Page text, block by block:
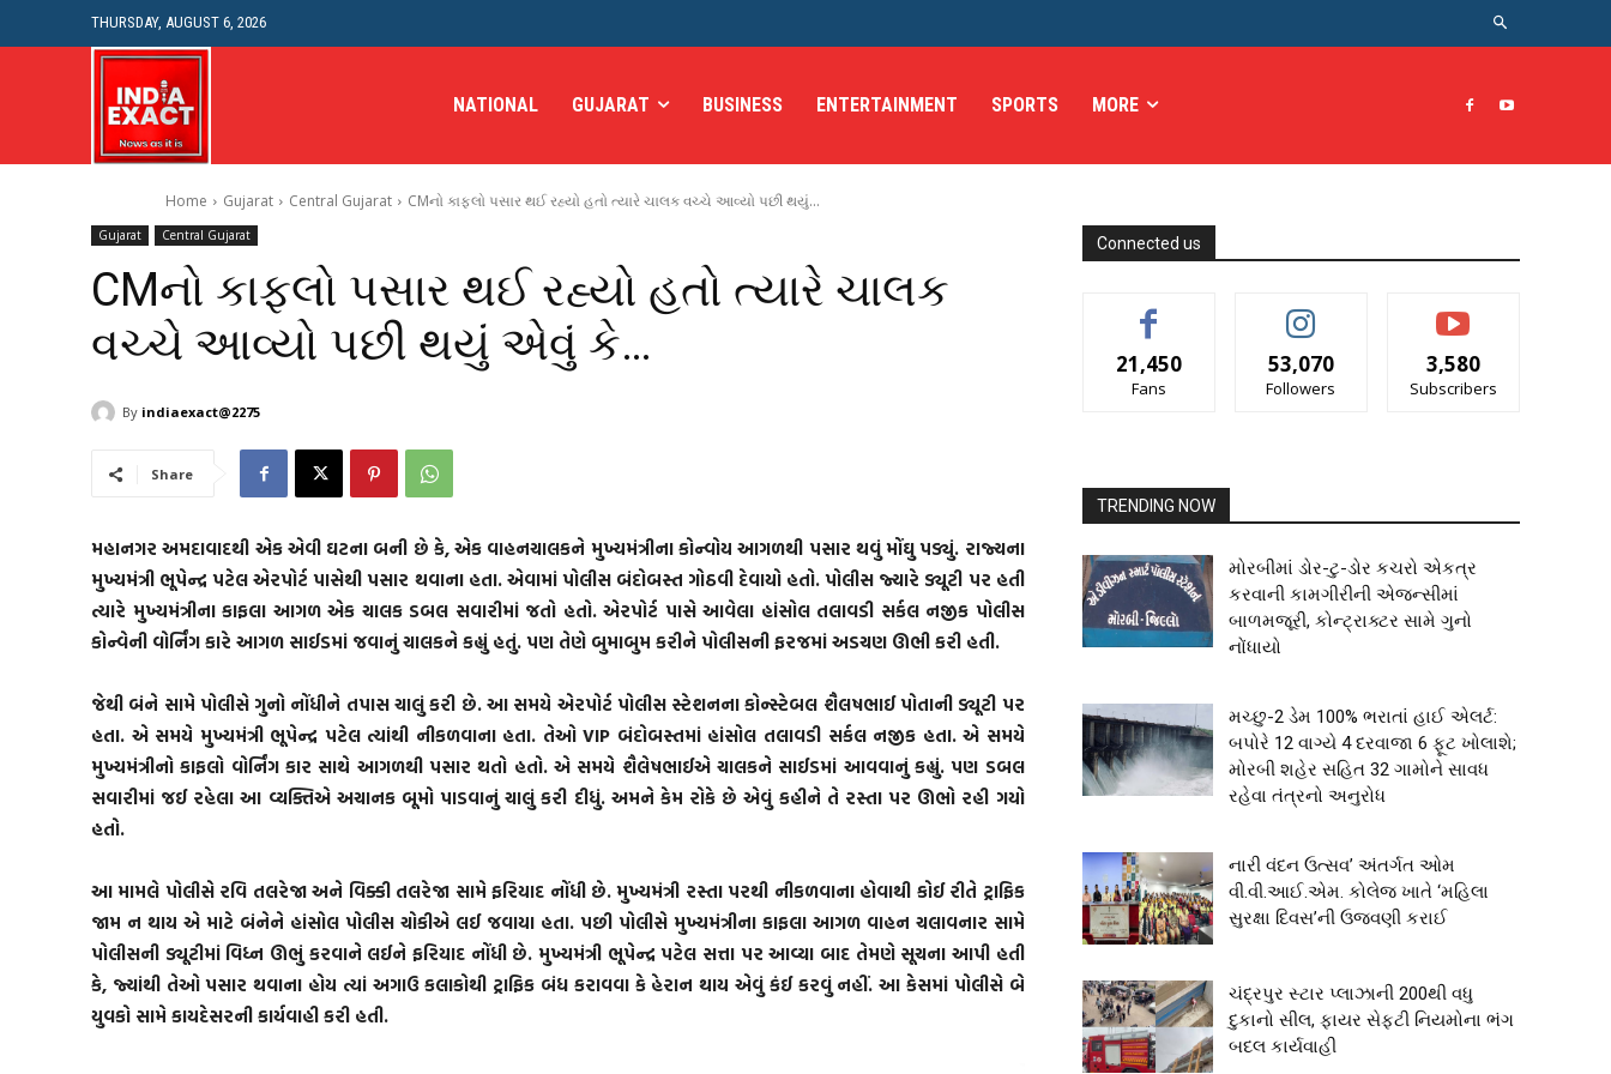
THURSDAY, AUGUST 6, 2026
NATIONAL GUJARAT BUSINESS ENTERTAINMENT SPORTS MORE
Home Gujarat Central Gujarat CMનો કાફલો પસાર થઈ રહ્યો હતો ત્યારે ચાલક વચ્ચે આવ્યો પછી થયું...
Gujarat Central Gujarat
CMનો કાફલો પસાર થઈ રહ્યો હતો ત્યારે ચાલક
વચ્ચે આવ્યો પછી થયું એવું કે…
By indiaexact@2275
Share
મહાનગર અમદાવાદથી એક એવી ઘટના બની છે કે, એક વાહનચાલકને મુખ્યમંત્રીના કોન્વોય આગળથી પસાર થવું મોંઘુ પડ્યું. રાજ્યના
મુખ્યમંત્રી ભૂપેન્દ્ર પટેલ એરપોર્ટ પાસેથી પસાર થવાના હતા. એવામાં પોલીસ બંદોબસ્ત ગોઠવી દેવાયો હતો. પોલીસ જ્યારે ડ્યૂટી પર હતી
ત્યારે મુખ્યમંત્રીના કાફલા આગળ એક ચાલક ડબલ સવારીમાં જતો હતો. એરપોર્ટ પાસે આવેલા હાંસોલ તલાવડી સર્કલ નજીક પોલીસ
કોન્વેની વોર્નિંગ કારે આગળ સાઈડમાં જવાનું ચાલકને કહ્યું હતું. પણ તેણે બુમાબુમ કરીને પોલીસની ફરજમાં અડચણ ઊભી કરી હતી.
જેથી બંને સામે પોલીસે ગુનો નોંધીને તપાસ ચાલું કરી છે. આ સમયે એરપોર્ટ પોલીસ સ્ટેશનના કોન્સ્ટેબલ શૈલષભાઈ પોતાની ડ્યૂટી પર
હતા. એ સમયે મુખ્યમંત્રી ભૂપેન્દ્ર પટેલ ત્યાંથી નીકળવાના હતા. તેઓ VIP બંદોબસ્તમાં હાંસોલ તલાવડી સર્કલ નજીક હતા. એ સમયે
મુખ્યમંત્રીનો કાફલો વોર્નિંગ કાર સાથે આગળથી પસાર થતો હતો. એ સમયે શૈલેષભાઈએ ચાલકને સાઈડમાં આવવાનું કહ્યું. પણ ડબલ
સવારીમાં જઈ રહેલા આ વ્યક્તિએ અચાનક બૂમો પાડવાનું ચાલું કરી દીધું. અમને કેમ રોકે છે એવું કહીને તે રસ્તા પર ઊભો રહી ગયો
હતો.
આ મામલે પોલીસે રવિ તલરેજા અને વિક્કી તલરેજા સામે ફરિયાદ નોંધી છે. મુખ્યમંત્રી રસ્તા પરથી નીકળવાના હોવાથી કોઈ રીતે ટ્રાફિક
જામ ન થાય એ માટે બંનેને હાંસોલ પોલીસ ચોકીએ લઈ જવાયા હતા. પછી પોલીસે મુખ્યમંત્રીના કાફલા આગળ વાહન ચલાવનાર સામે
પોલીસની ડ્યૂટીમાં વિધ્ન ઊભું કરવાને લઈને ફરિયાદ નોંધી છે. મુખ્યમંત્રી ભૂપેન્દ્ર પટેલ સત્તા પર આવ્યા બાદ તેમણે સૂચના આપી હતી
કે, જ્યાંથી તેઓ પસાર થવાના હોય ત્યાં અગાઉ કલાકોથી ટ્રાફિક બંધ કરાવવા કે હેરાન થાય એવું કંઈ કરવું નહીં. આ કેસમાં પોલીસે બે
યુવકો સામે કાયદેસરની કાર્યવાહી કરી હતી.
Connected us
21,450
Fans
53,070
Followers
3,580
Subscribers
TRENDING NOW
મોરબીમાં ડોર-ટુ-ડોર કચરો એકત્ર
કરવાની કામગીરીની એજન્સીમાં
બાળમજૂરી, કોન્ટ્રાક્ટર સામે ગુનો
નોંધાયો
મચ્છુ-2 ડેમ 100% ભરાતાં હાઈ એલર્ટ:
બપોરે 12 વાગ્યે 4 દરવાજા 6 ફૂટ ખોલાશે;
મોરબી શહેર સહિત 32 ગામોને સાવધ
રહેવા તંત્રનો અનુરોધ
નારી વંદન ઉત્સવ’ અંતર્ગત ઓમ
વી.વી.આઈ.એમ. કોલેજ ખાતે ‘મહિલા
સુરક્ષા દિવસ’ની ઉજવણી કરાઈ
ચંદ્રપુર સ્ટાર પ્લાઝાની 200થી વધુ
દુકાનો સીલ, ફાયર સેફ્ટી નિયમોના ભંગ
બદલ કાર્યવાહી